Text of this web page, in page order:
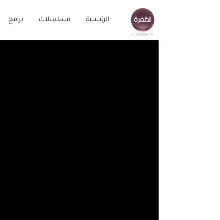
الرئيسية مسلسلات برامج